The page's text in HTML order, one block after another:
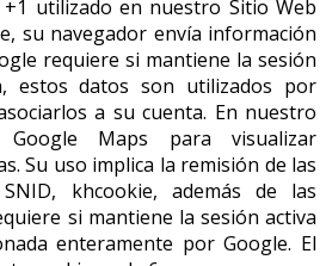
utilizado en nuestro Sitio Web
su navegador envía información
requiere si mantiene la sesión
estos datos son utilizados por
a su cuenta. En nuestro
Maps para visualizar
Su uso implica la remisión de las
khcookie, además de las
si mantiene la sesión activa
enteramente por Google. El